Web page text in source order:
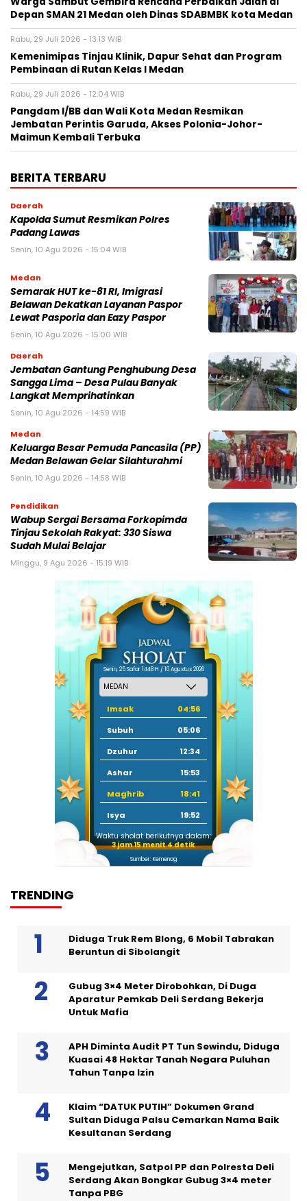
Depan SMAN 21 Medan oleh Dinas SDABMBK kota Medan
Rabu, 29 Juli 2026 - 13:13 WIB
Kemenimipas Tinjau Klinik, Dapur Sehat dan Program
Pembinaan di Rutan Kelas I Medan
Rabu, 29 Juli 2026 - 12:04 WIB
Pangdam I/BB dan Wali Kota Medan Resmikan
Jembatan Perintis Garuda, Akses Polonia-Johor-
Maimun Kembali Terbuka
BERITA TERBARU
Daerah
Kapolda Sumut Resmikan Polres
Padang Lawas
Senin, 10 Agu 2026 - 15:04 WIB
Medan
Semarak HUT ke-81 RI, Imigrasi
Belawan Dekatkan Layanan Paspor
Lewat Pasporia dan Eazy Paspor
Senin, 10 Agu 2026 - 15:00 WIB
Daerah
Jembatan Gantung Penghubung Desa
Sangga Lima – Desa Pulau Banyak
Langkat Memprihatinkan
Senin, 10 Agu 2026 - 14:59 WIB
Medan
Keluarga Besar Pemuda Pancasila (PP)
Medan Belawan Gelar Silahturahmi
Senin, 10 Agu 2026 - 14:58 WIB
Pendidikan
Wabup Sergai Bersama Forkopimda
Tinjau Sekolah Rakyat: 330 Siswa
Sudah Mulai Belajar
Minggu, 9 Agu 2026 - 15:19 WIB
Senin, 25 Safar 1448 H / 10 Agustus 2026
Imsak
04:56
Subuh
05:06
Dzuhur
12:34
Ashar
15:53
Maghrib
18:41
Isya
19:52
Waktu sholat berikutnya dalam:
3 jam 15 menit 3 detik
Sumber: Kemenag
TRENDING
Diduga Truk Rem Blong, 6 Mobil Tabrakan
Beruntun di Sibolangit
Gubug 3×4 Meter Dirobohkan, Di Duga
Aparatur Pemkab Deli Serdang Bekerja
Untuk Mafia
APH Diminta Audit PT Tun Sewindu, Diduga
Kuasai 48 Hektar Tanah Negara Puluhan
Tahun Tanpa Izin
Klaim “DATUK PUTIH” Dokumen Grand
Sultan Diduga Palsu Cemarkan Nama Baik
Kesultanan Serdang
Mengejutkan, Satpol PP dan Polresta Deli
Serdang Akan Bongkar Gubug 3×4 meter
Tanpa PBG